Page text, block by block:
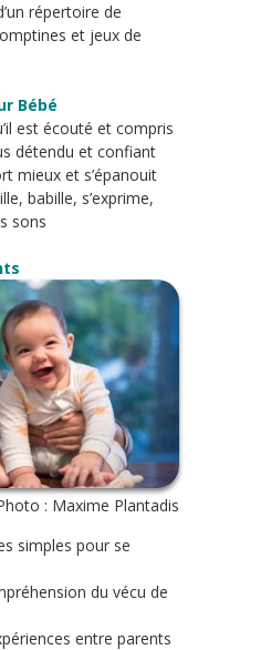
répertoire de
et jeux de
Bébé
est écouté et compris
détendu et confiant
mieux et s’épanouit
babille, s’exprime,
sons
: Maxime Plantadis
simples pour se
du vécu de
entre parents